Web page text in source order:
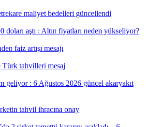
maliyet bedelleri güncellendi
doları aştı : Altın fiyatları neden yükseliyor?
faiz artışı mesajı
Türk tahvilleri mesaj
geliyor : 6 Ağustos 2026 güncel akaryakıt
tahvil ihracına onay